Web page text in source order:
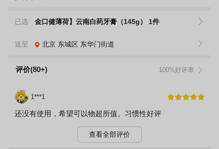
已选 金口健薄荷】云南白药牙膏（145g） 1件
送至 北京 东城区 东华门街道
评价(80+) 100%好评率
1***1
还没有使用，希望可以物超所值。习惯性好评
查看全部评价